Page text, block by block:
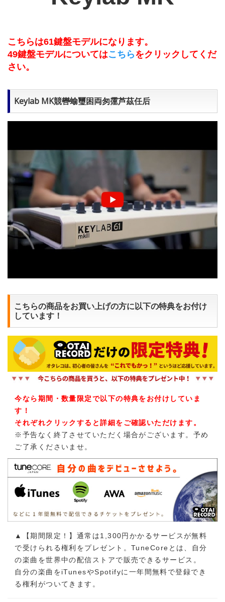
こちらは61鍵盤モデルになります。
49鍵盤モデルについてはこちらをクリックしてくだ
さい。
Keylab MK競轡蝓璽困両匆霪芦茲任后
こちらの商品をお買い上げの方に以下の特典をお付け
しています！
今なら期間・数量限定で以下の特典をお付けしていま
す！
それぞれクリックすると詳細をご確認いただけます。
※予告なく終了させていただく場合がございます。予め
ご了承くださいませ。
▲【期間限定！】通常は1,300円かかるサービスが無料
で受けられる権利をプレゼント。TuneCoreとは、自分
の楽曲を世界中の配信ストアで販売できるサービス。
自分の楽曲をiTunesやSpotifyに一年間無料で登録でき
る権利がついてきます。